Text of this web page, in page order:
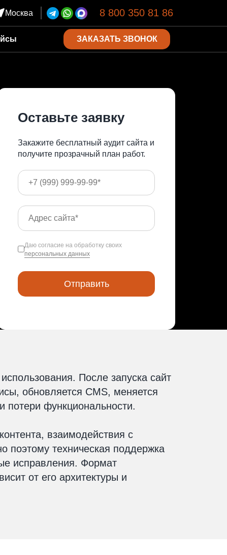
Москва 8 800 350 81 86
ЗАКАЗАТЬ ЗВОНОК
Оставьте заявку
Закажите бесплатный аудит сайта и
получите прозрачный план работ.
Даю согласие на обработку своих
персональных данных
После запуска сайт
обновляется CMS, меняется
потери функциональности.
взаимодействия с
поэтому техническая поддержка
исправления. Формат
от его архитектуры и